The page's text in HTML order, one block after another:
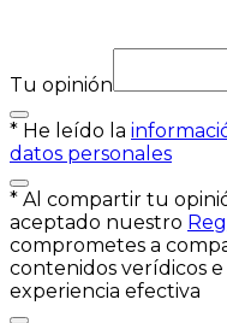
Tu opinión
* He leído la
datos personales
* Al compartir tu
aceptado nuestro
comprometes a
contenidos verídicos
experiencia efectiva